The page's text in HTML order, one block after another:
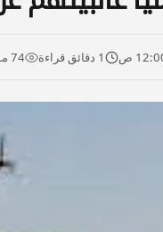
1 دقائق قراءة 74 مشاهدة